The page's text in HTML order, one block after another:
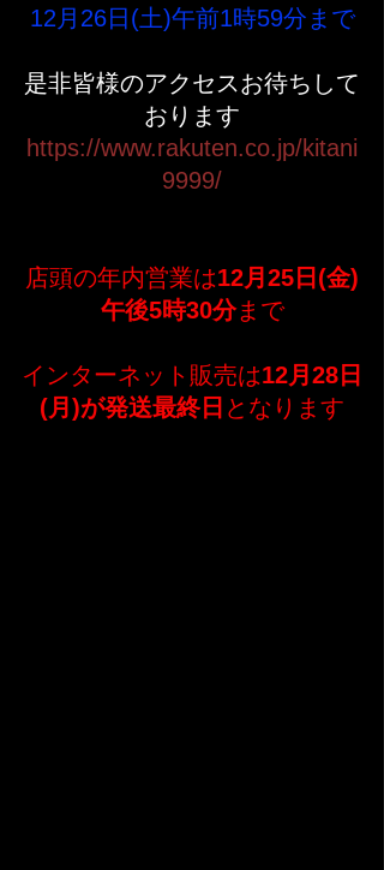
12月26日(土)午前1時59分まで
是非皆様のアクセスお待ちして
おります
https://www.rakuten.co.jp/kitani
9999/
店頭の年内営業は12月25日(金)
午後5時30分まで
インターネット販売は12月28日
(月)が発送最終日 となります